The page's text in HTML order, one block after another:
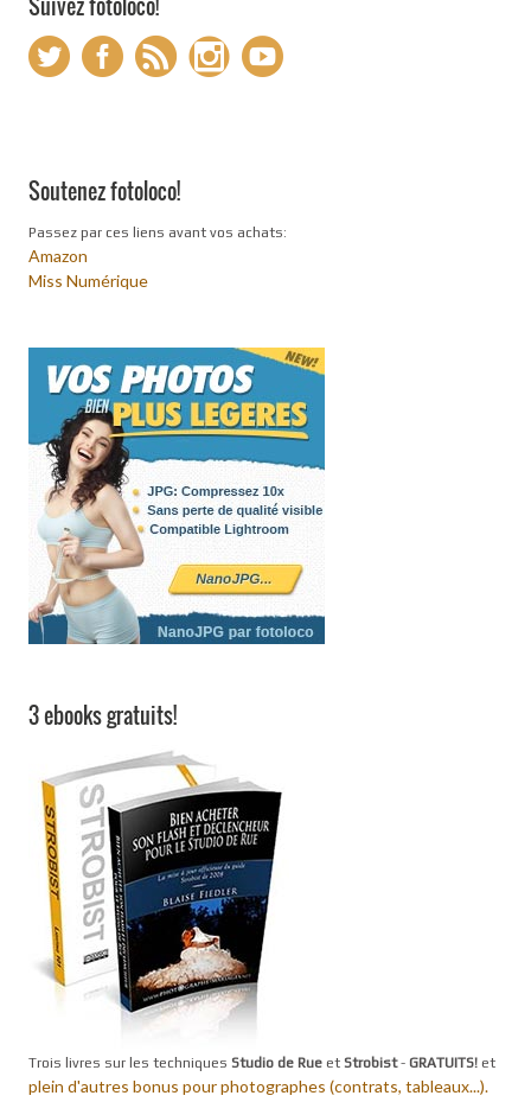
Soutenez fotoloco!
Passez par ces liens avant vos achats:
Amazon
Miss Numérique
3 ebooks gratuits!
Trois livres sur les techniques Studio de Rue et Strobist- GRATUITS! et
plein d'autres bonus pour photographes (contrats, tableaux...).